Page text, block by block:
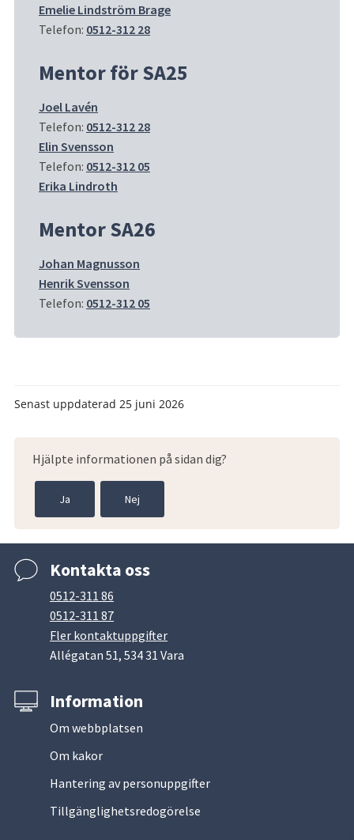
Emelie Lindström Brage
Telefon: 0512-312 28
Mentor för SA25
Joel Lavén
Telefon: 0512-312 28
Elin Svensson
Telefon: 0512-312 05
Erika Lindroth
Mentor SA26
Johan Magnusson
Henrik Svensson
Telefon: 0512-312 05
Senast uppdaterad 25 juni 2026
Hjälpte informationen på sidan dig?
Ja Nej
Kontakta oss
0512-311 86
0512-311 87
Fler kontaktuppgifter
Allégatan 51, 534 31 Vara
Information
Om webbplatsen
Om kakor
Hantering av personuppgifter
Tillgänglighetsredogörelse